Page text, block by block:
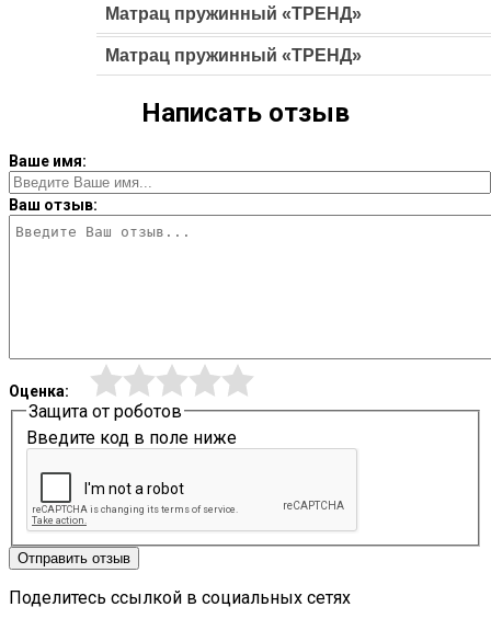
Матрац пружинный «ТРЕНД»
Матрац пружинный «ТРЕНД»
Написать отзыв
Ваше имя:
Ваш отзыв:
Оценка:
Защита от роботов
Введите код в поле ниже
Отправить отзыв
Поделитесь ссылкой в социальных сетях